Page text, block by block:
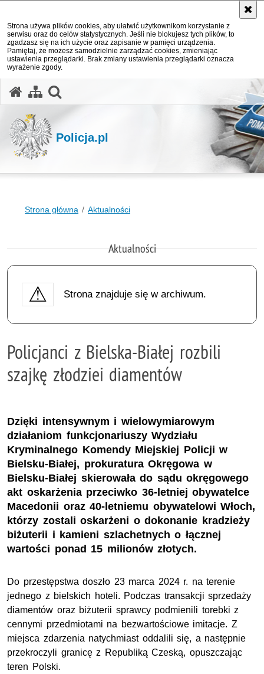
Strona używa plików cookies, aby ułatwić użytkownikom korzystanie z
serwisu oraz do celów statystycznych. Jeśli nie blokujesz tych plików, to
zgadzasz się na ich użycie oraz zapisanie w pamięci urządzenia.
Pamiętaj, że możesz samodzielnie zarządzać cookies, zmieniając
ustawienia przeglądarki. Brak zmiany ustawienia przeglądarki oznacza
wyrażenie zgody.
Policja.pl
Strona główna Aktualności
Aktualności
Strona znajduje się w archiwum.
Policjanci z Bielska-Białej rozbili
szajkę złodziei diamentów
Dzięki intensywnym i wielowymiarowym
działaniom funkcjonariuszy Wydziału
Kryminalnego Komendy Miejskiej Policji w
Bielsku-Białej, prokuratura Okręgowa w
Bielsku-Białej skierowała do sądu okręgowego
akt oskarżenia przeciwko 36-letniej obywatelce
Macedonii oraz 40-letniemu obywatelowi Włoch,
którzy zostali oskarżeni o dokonanie kradzieży
biżuterii i kamieni szlachetnych o łącznej
wartości ponad 15 milionów złotych.
Do przestępstwa doszło 23 marca 2024 r. na terenie
jednego z bielskich hoteli. Podczas transakcji sprzedaży
diamentów oraz biżuterii sprawcy podmienili torebki z
cennymi przedmiotami na bezwartościowe imitacje. Z
miejsca zdarzenia natychmiast oddalili się, a następnie
przekroczyli granicę z Republiką Czeską, opuszczając
teren Polski.